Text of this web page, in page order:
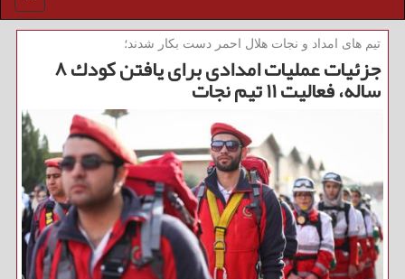
تیم های امداد و نجات هلال احمر دست بكار شدند؛
جزئیات عملیات امدادی برای یافتن كودك ۸
ساله، فعالیت ۱۱ تیم نجات